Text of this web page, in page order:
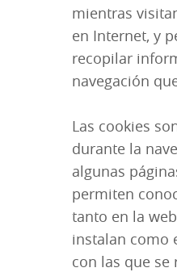
mientras
en Internet, y
recopilar
navegación
Las cookies
durante la
algunas
permiten
tanto en la
instalan como
con las que se